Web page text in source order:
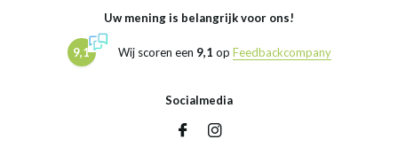
Uw mening is belangrijk voor ons!
9,1 Wij scoren een 9,1 op Feedbackcompany
Socialmedia